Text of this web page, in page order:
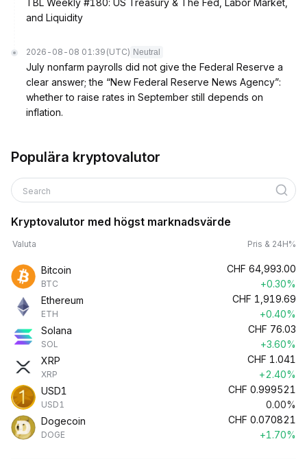
TBL Weekly #180: US Treasury & The Fed, Labor Market,
and Liquidity
2026-08-08 01:39 (UTC) Neutral
July nonfarm payrolls did not give the Federal Reserve a
clear answer; the “New Federal Reserve News Agency”:
whether to raise rates in September still depends on
inflation.
Populära kryptovalutor
Search
Kryptovalutor med högst marknadsvärde
Valuta Pris & 24H%
Bitcoin
BTC
CHF 64,993.00
+0.30%
Ethereum
ETH
CHF 1,919.69
+0.40%
Solana
SOL
CHF 76.03
+3.60%
XRP
XRP
CHF 1.041
+2.40%
USD1
USD1
CHF 0.999521
0.00%
Dogecoin
DOGE
CHF 0.070821
+1.70%